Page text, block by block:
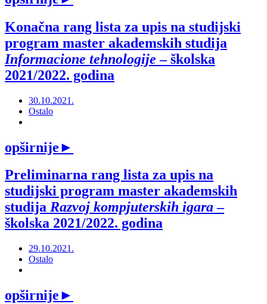
Konačna rang lista za upis na studijski
program master akademskih studija
Informacione tehnologije – školska
2021/2022. godina
30.10.2021.
Ostalo
opširnije►
Preliminarna rang lista za upis na
studijski program master akademskih
studija Razvoj kompjuterskih igara–
školska 2021/2022. godina
29.10.2021.
Ostalo
opširnije►